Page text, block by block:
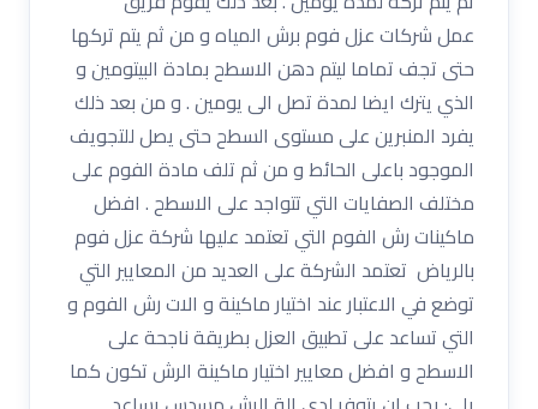
عمل شركات عزل فوم برش المياه و من ثم يتم تركها
حتى تجف تماما ليتم دهن الاسطح بمادة البيتومين و
الذي يترك ايضا لمدة تصل الى يومين . و من بعد ذلك
يفرد المنبرين على مستوى السطح حتى يصل للتجويف
الموجود باعلى الحائط و من ثم تلف مادة الفوم على
مختلف الصفايات التي تتواجد على الاسطح . افضل
ماكينات رش الفوم التي تعتمد عليها شركة عزل فوم
بالرياض تعتمد الشركة على العديد من المعايير التي
توضع في الاعتبار عند اختيار ماكينة و الات رش الفوم و
التي تساعد على تطبيق العزل بطريقة ناجحة على
الاسطح و افضل معايير اختيار ماكينة الرش تكون كما